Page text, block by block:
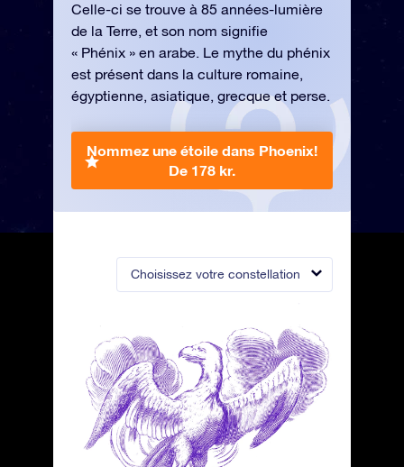
Choisissez votre constellation
Celle-ci se trouve à 85 années-lumière
de la Terre, et son nom signifie
« Phénix » en arabe. Le mythe du phénix
est présent dans la culture romaine,
égyptienne, asiatique, grecque et perse.
Nommez une étoile dans Phoenix!
De 178 kr.